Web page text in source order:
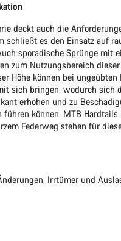
deckt auch die
schließt es den Einsatz auf
sporadische Sprünge mit
zum Nutzungsbereich dieser
Höhe können bei ungeübten
sich bringen, wodurch sich
erhöhen und zu
führen können. MTB Hardtails
Federweg stehen für
Irrtümer und